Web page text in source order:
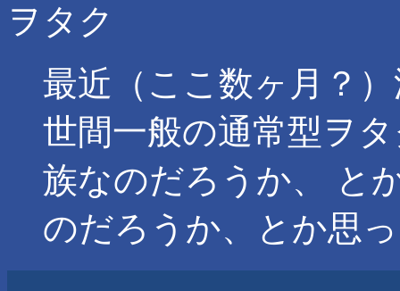
ヲタク
最近（ここ数ヶ月？
世間一般の通常型ヲ
族なのだろうか、 と
のだろうか、とか思